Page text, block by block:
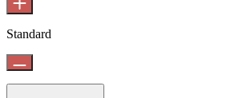
Standard